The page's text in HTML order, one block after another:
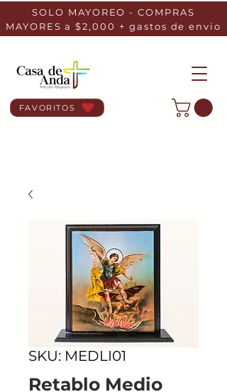
SOLO MAYOREO - COMPRAS
MAYORES a $2,000 + gastos de envio
FAVORITOS
SKU: MEDLI01
Retablo Medio